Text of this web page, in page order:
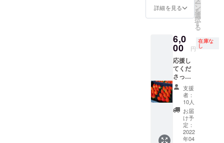
お受取
りの場
て『店
頭受取
り』と
ご記入
くださ
い。
オープ
ン後、
ご連絡
させて
いただ
きま
す。
ごと一
きま
す。 ※5
月より
順次発
送 ※い
ちごが
動かな
いよう
に気を
使って
梱包を
してお
ります
約。完
ご試食
いただ
きま
す。(4
名まで)
♡子供
さんの
考えた
夢パ
フェで
もOK
♡ ♡
プロ
伝えく
ださ
い。 ス
と一緒
にメー
ルまた
はLINE
にて相
談して
組み合
わせを
考えて
いき、
出来上
がりま
したら
お席を
詳細を見る ー
ン
を
選
択
す
る
6,0
00 円
在庫な
し
応援し
てくだ
さった
皆様に
・化学
農薬を
使わな
い完熟
いちご
2パッ
ク (送
支援
者：
10人
お届
け予
定：
2022
年04